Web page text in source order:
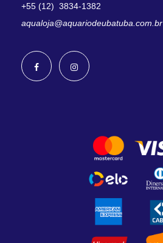
+55 (12) 3834-1382
aqualoja@aquariodeubatuba.com.br